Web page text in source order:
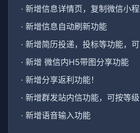
· 新增信息详情页，复制微信小
· 新增信息自动刷新功能
· 新增简历投递，投标等功能，
· 新增 微信内H5带图分享功能
· 新增分享返利功能！
· 新增群发站内信功能，可按等
· 新增语音输入功能